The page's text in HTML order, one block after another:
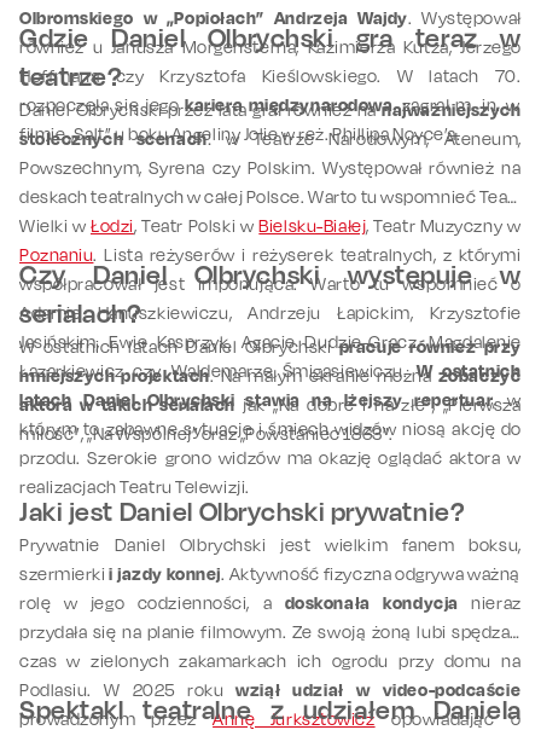
Olbromskiego w „Popiołach” Andrzeja Wajdy. Występował
również u Janusza Morgensterna, Kazimierza Kutza, Jerzego
Hoffmana czy Krzysztofa Kieślowskiego. W latach 70.
rozpoczęła się jegokariera międzynarodowa, zagrał m. in. w
filmie „Salt” u boku Angeliny Jolie w reż. Phillipa Noyce’a.
Gdzie Daniel Olbrychski gra teraz w
teatrze?
Daniel Olbrychski przez lata grał również nanajważniejszych
stołecznych scenach: w Teatrze Narodowym, Ateneum,
Powszechnym, Syrena czy Polskim. Występował również na
deskach teatralnych w całej Polsce. Warto tu wspomnieć Teatr
Wielki wŁodzi, Teatr Polski wBielsku-Białej, Teatr Muzyczny w
Poznaniu. Lista reżyserów i reżyserek teatralnych, z którymi
współpracował jest imponująca. Warto tu wspomnieć o
Adamie Hanuszkiewiczu, Andrzeju Łapickim, Krzysztofie
Jasińskim, Ewie Kasprzyk, Agacie Dudzie-Gracz, Magdalenie
Łazarkiewicz czy Waldemarze Śmigasiewiczu.W ostatnich
latach Daniel Olbrychski stawia na lżejszy repertuar, w
którym to zabawne sytuacje i śmiech widzów niosą akcję do
przodu. Szerokie grono widzów ma okazję oglądać aktora w
realizacjach Teatru Telewizji.
Czy Daniel Olbrychski występuje w
serialach?
W ostatnich latach Daniel Olbrychskipracuje również przy
mniejszych projektach. Na małym ekranie można zobaczyć
aktora w takich serialach jak „Na dobre i na złe”, „Pierwsza
miłość”, „Na Wspólnej” oraz „Powstaniec 1863”.
Jaki jest Daniel Olbrychski prywatnie?
Prywatnie Daniel Olbrychski jest wielkim fanem boksu,
szermierki i jazdy konnej. Aktywność fizyczna odgrywa ważną
rolę w jego codzienności, a doskonała kondycja nieraz
przydała się na planie filmowym. Ze swoją żoną lubi spędzać
czas w zielonych zakamarkach ich ogrodu przy domu na
Podlasiu. W 2025 rokuwziął udział w video-podcaście
prowadzonym przezAnnę Jurksztowiczopowiadając o
Spektakl teatralne z udziałem Daniela